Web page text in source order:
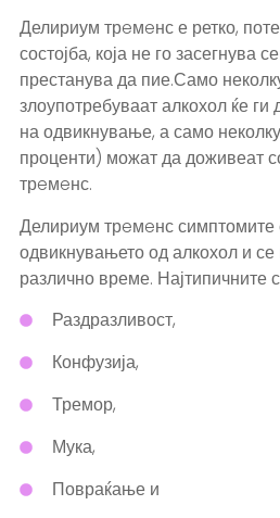
Делириум трeмeнс е ретко,
состојба, која не го засегнува
престанува да пие.Само
злоупотребуваат алкохол ќе
на одвикнување, а само
проценти) можат да доживеат
трeмeнс.
Делириум трeмeнс симптомите
одвикнувањето од алкохол и се
различно време. Најтипичните
Раздразливост,
Конфузија,
Тремор,
Мука,
Повраќање и